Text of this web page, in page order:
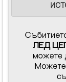
ЛЕД
можете
Можете